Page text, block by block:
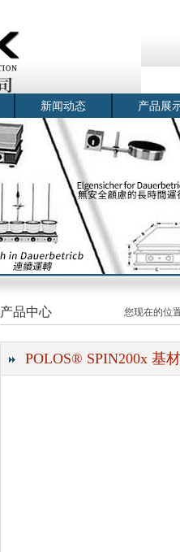
新闻动态 产品展
产品中心 您现在的位
POLOS® SPIN200x 基